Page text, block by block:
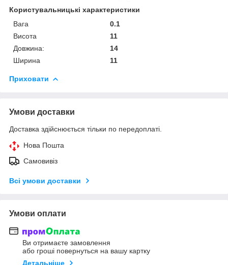
Користувальницькі характеристики
Вага
0.1
Висота
11
Довжина:
14
Ширина
11
Приховати
Умови доставки
Доставка здійснюється тільки по передоплаті.
Нова Пошта
Самовивіз
Всі умови доставки
Умови оплати
Ви отримаєте замовлення
або гроші повернуться на вашу картку
Детальніше